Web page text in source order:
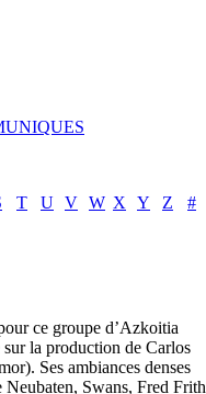
T U V W X Y Z #
ce groupe d’Azkoitia
la production de Carlos
Ses ambiances denses
Neubaten, Swans, Fred Frith